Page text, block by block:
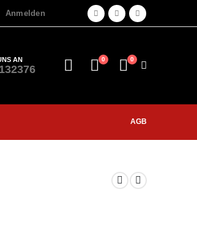
Anmelden
AN 0 0
AGB